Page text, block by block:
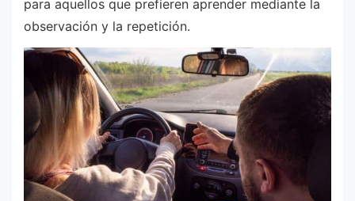
para aquellos que prefieren aprender mediante la
observación y la repetición.